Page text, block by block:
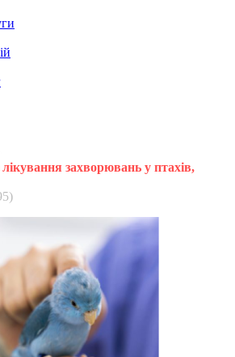
лікування захворювань у птахів,